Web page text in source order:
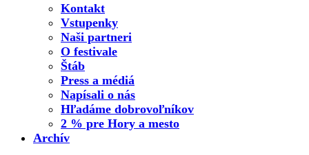
Kontakt
Vstupenky
Naši partneri
O festivale
Štáb
Press a médiá
Napísali o nás
Hľadáme dobrovoľníkov
2 % pre Hory a mesto
Archív